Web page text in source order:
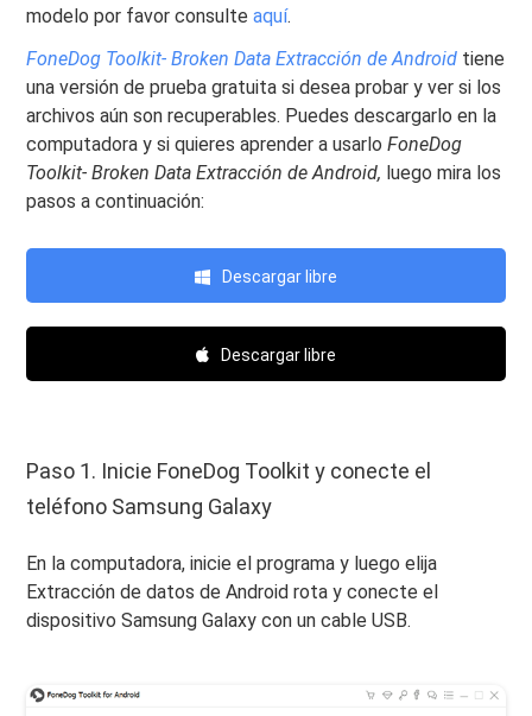
modelo por favor consulteaquí.
FoneDog Toolkit- Broken Data Extracción de Android tiene
una versión de prueba gratuita si desea probar y ver si los
archivos aún son recuperables. Puedes descargarlo en la
computadora y si quieres aprender a usarloFoneDog
Toolkit- Broken Data Extracción de Android, luego mira los
pasos a continuación:
Descargar libre
Descargar libre
Paso 1. Inicie FoneDog Toolkit y conecte el
teléfono Samsung Galaxy
En la computadora, inicie el programa y luego elija
Extracción de datos de Android rota y conecte el
dispositivo Samsung Galaxy con un cable USB.